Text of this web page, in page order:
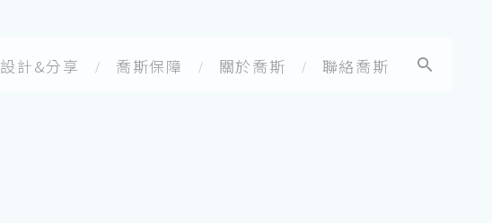
設計&分享 喬斯保障 關於喬斯 聯絡喬斯